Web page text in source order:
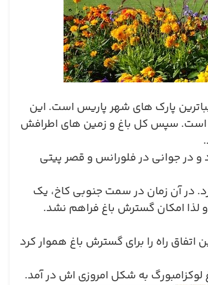
پارک های شهر پاریس است. این
است. سپس کل باغ و زمین های اطرافش
.
و در جوانی در فلورانس و قصر پیتی
در آن زمان در سمت جنوبی کاخ، یک
لذا امکان گسترش باغ فراهم نشد.
اتفاق راه را برای گسترش باغ هموار کرد
به شکل امروزی اش در آمد.